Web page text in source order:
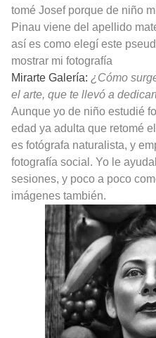
tomé Josef porque de niño
Pinau viene del apellido
así es como elegí este
mostrar mi fotografía
Mirarte Galería: ¿Cómo
el arte, que te llevó a
Aunque yo de niño estudié
edad ya adulta que retomé
es fotógrafa naturalista, y
fotografía social. Yo le
sesiones, y poco a poco
imágenes también.